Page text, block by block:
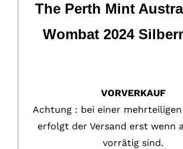
The Perth Mint
Wombat 2024
VORVERKAUF
Achtung : bei einer
erfolgt der Versand erst wenn
vorrätig sind.